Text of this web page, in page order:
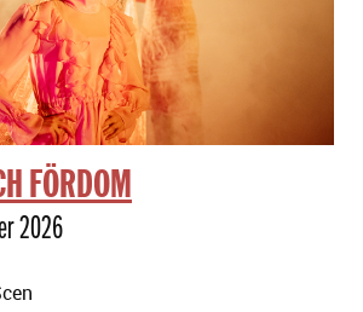
FÖRDOM
2026